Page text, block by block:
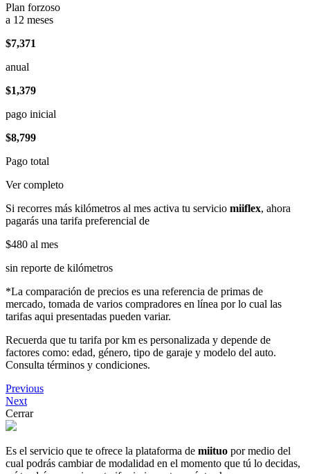
Plan forzoso
a 12 meses
$7,371
anual
$1,379
pago inicial
$8,799
Pago total
Ver completo
Si recorres más kilómetros al mes activa tu servicio miiflex, ahora
pagarás una tarifa preferencial de
$480 al mes
sin reporte de kilómetros
*La comparación de precios es una referencia de primas de
mercado, tomada de varios compradores en línea por lo cual las
tarifas aqui presentadas pueden variar.
Recuerda que tu tarifa por km es personalizada y depende de
factores como: edad, género, tipo de garaje y modelo del auto.
Consulta términos y condiciones.
Previous
Next
Cerrar
Es el servicio que te ofrece la plataforma de miituo por medio del
cual podrás cambiar de modalidad en el momento que tú lo decidas,